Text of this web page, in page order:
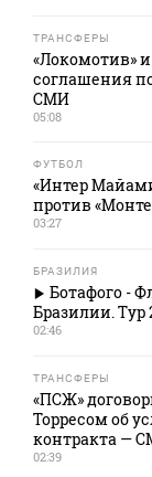
ТРАНСФЕРЫ
«Локомотив» и
соглашения
СМИ
05:08
ФУТБОЛ
«Интер
против
03:27
БРАЗИЛИЯ
Ботафого -
Бразилии. Тур
02:46
ТРАНСФЕРЫ
«ПСЖ»
Торресом об
контракта —
02:39